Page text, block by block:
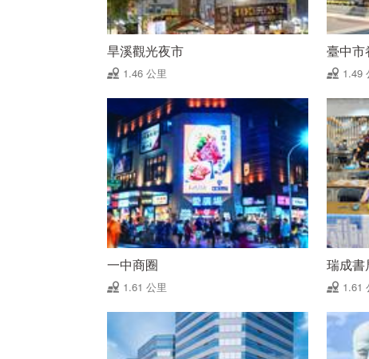
旱溪觀光夜市
1.46 公里
臺中市
1.49
一中商圈
1.61 公里
瑞成書
1.61